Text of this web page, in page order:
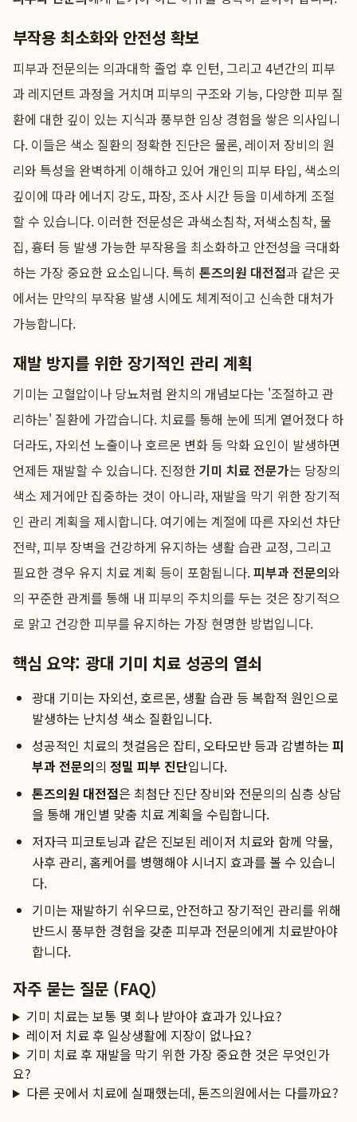
부작용 최소화와 안전성 확보
피부과 전문의는 의과대학 졸업 후 인턴, 그리고 4년간의 피부
과 레지던트 과정을 거치며 피부의 구조와 기능, 다양한 피부 질
환에 대한 깊이 있는 지식과 풍부한 임상 경험을 쌓은 의사입니
다. 이들은 색소 질환의 정확한 진단은 물론, 레이저 장비의 원
리와 특성을 완벽하게 이해하고 있어 개인의 피부 타입, 색소의
깊이에 따라 에너지 강도, 파장, 조사 시간 등을 미세하게 조절
할 수 있습니다. 이러한 전문성은 과색소침착, 저색소침착, 물
집, 흉터 등 발생 가능한 부작용을 최소화하고 안전성을 극대화
하는 가장 중요한 요소입니다. 특히 톤즈의원 대전점과 같은 곳
에서는 만약의 부작용 발생 시에도 체계적이고 신속한 대처가
가능합니다.
재발 방지를 위한 장기적인 관리 계획
기미는 고혈압이나 당뇨처럼 완치의 개념보다는 '조절하고 관
리하는' 질환에 가깝습니다. 치료를 통해 눈에 띄게 옅어졌다 하
더라도, 자외선 노출이나 호르몬 변화 등 악화 요인이 발생하면
언제든 재발할 수 있습니다. 진정한기미 치료 전문가는 당장의
색소 제거에만 집중하는 것이 아니라, 재발을 막기 위한 장기적
인 관리 계획을 제시합니다. 여기에는 계절에 따른 자외선 차단
전략, 피부 장벽을 건강하게 유지하는 생활 습관 교정, 그리고
필요한 경우 유지 치료 계획 등이 포함됩니다.피부과 전문의와
의 꾸준한 관계를 통해 내 피부의 주치의를 두는 것은 장기적으
로 맑고 건강한 피부를 유지하는 가장 현명한 방법입니다.
핵심 요약: 광대 기미 치료 성공의 열쇠
광대 기미는 자외선, 호르몬, 생활 습관 등 복합적 원인으로
발생하는 난치성 색소 질환입니다.
성공적인 치료의 첫걸음은 잡티, 오타모반 등과 감별하는 피
부과 전문의의 정밀 피부 진단입니다.
톤즈의원 대전점은 최첨단 진단 장비와 전문의의 심층 상담
을 통해 개인별 맞춤 치료 계획을 수립합니다.
저자극 피코토닝과 같은 진보된 레이저 치료와 함께 약물,
사후 관리, 홈케어를 병행해야 시너지 효과를 볼 수 있습니
다.
기미는 재발하기 쉬우므로, 안전하고 장기적인 관리를 위해
반드시 풍부한 경험을 갖춘 피부과 전문의에게 치료받아야
합니다.
자주 묻는 질문 (FAQ)
기미 치료는 보통 몇 회나 받아야 효과가 있나요?
레이저 치료 후 일상생활에 지장이 없나요?
기미 치료 후 재발을 막기 위한 가장 중요한 것은 무엇인가
요?
다른 곳에서 치료에 실패했는데, 톤즈의원에서는 다를까요?